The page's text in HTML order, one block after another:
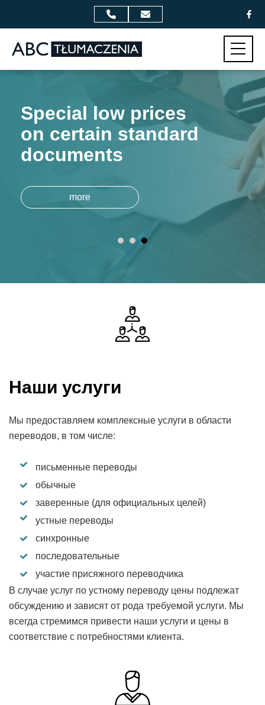
Special low prices
on certain standard
documents
more
Наши услуги
Мы предоставляем комплексные услуги в области
переводов, в том числе:
письменные переводы
обычные
заверенные (для официальных целей)
устные переводы
синхронные
последовательные
участие присяжного переводчика
В случае услуг по устному переводу цены подлежат
обсуждению и зависят от рода требуемой услуги. Мы
всегда стремимся привести наши услуги и цены в
соответствие с потребностями клиента.